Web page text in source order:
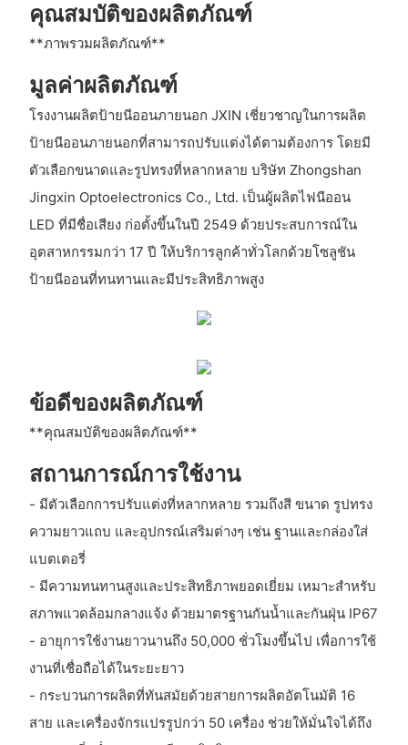
คุณสมบัติของผลิตภัณฑ์
**ภาพรวมผลิตภัณฑ์**
มูลค่าผลิตภัณฑ์
โรงงานผลิตป้ายนีออนภายนอก JXIN เชี่ยวชาญในการผลิต
ป้ายนีออนภายนอกที่สามารถปรับแต่งได้ตามต้องการ โดยมี
ตัวเลือกขนาดและรูปทรงที่หลากหลาย บริษัท Zhongshan
Jingxin Optoelectronics Co., Ltd. เป็นผู้ผลิตไฟนีออน
LED ที่มีชื่อเสียง ก่อตั้งขึ้นในปี 2549 ด้วยประสบการณ์ใน
อุตสาหกรรมกว่า 17 ปี ให้บริการลูกค้าทั่วโลกด้วยโซลูชัน
ป้ายนีออนที่ทนทานและมีประสิทธิภาพสูง
ข้อดีของผลิตภัณฑ์
**คุณสมบัติของผลิตภัณฑ์**
สถานการณ์การใช้งาน
- มีตัวเลือกการปรับแต่งที่หลากหลาย รวมถึงสี ขนาด รูปทรง
ความยาวแถบ และอุปกรณ์เสริมต่างๆ เช่น ฐานและกล่องใส่
แบตเตอรี่
- มีความทนทานสูงและประสิทธิภาพยอดเยี่ยม เหมาะสำหรับ
สภาพแวดล้อมกลางแจ้ง ด้วยมาตรฐานกันน้ำและกันฝุ่น IP67
- อายุการใช้งานยาวนานถึง 50,000 ชั่วโมงขึ้นไป เพื่อการใช้
งานที่เชื่อถือได้ในระยะยาว
- กระบวนการผลิตที่ทันสมัยด้วยสายการผลิตอัตโนมัติ 16
สาย และเครื่องจักรแปรรูปกว่า 50 เครื่อง ช่วยให้มั่นใจได้ถึง